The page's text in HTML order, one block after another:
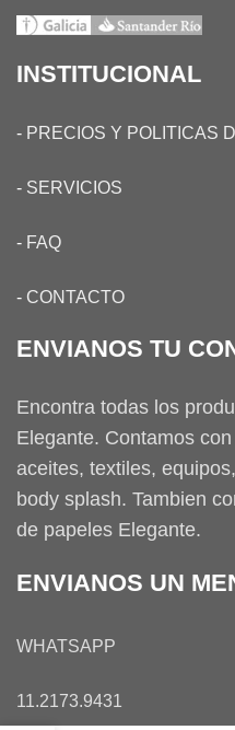
INSTITUCIONAL
- PRECIOS Y POLITICAS
- SERVICIOS
- FAQ
- CONTACTO
ENVIANOS TU
Encontra todas los
Elegante. Contamos
aceites, textiles,
body splash. Tambien
de papeles Elegante.
ENVIANOS UN
WHATSAPP
11.2173.9431